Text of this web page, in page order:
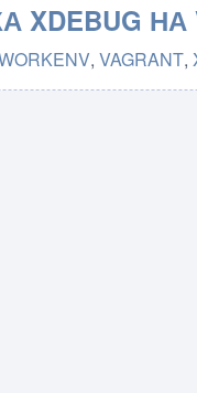
XDEBUG НА
, VAGRANT,